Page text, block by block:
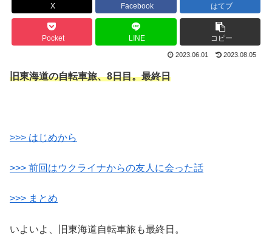
X Facebook はてブ
Pocket LINE コピー
2023.06.01 2023.08.05
旧東海道の自転車旅、8日目。最終日
>>> はじめから
>>> 前回はウクライナからの友人に会った話
>>> まとめ
いよいよ、旧東海道自転車旅も最終日。